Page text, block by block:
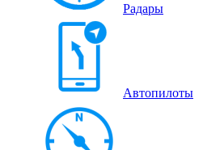
Радары
Автопилоты